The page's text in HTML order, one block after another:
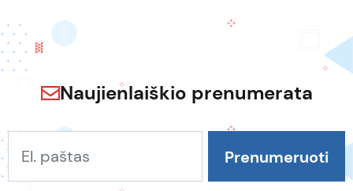
Naujienlaiškio prenumerata